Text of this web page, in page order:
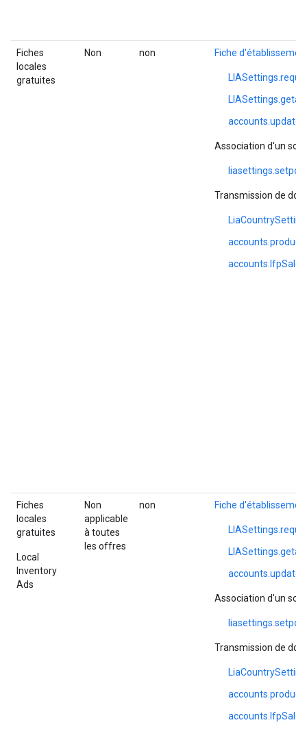
Fiches
locales
gratuites
Non non Fiche
accounts.update
Association d'un
Transmission de
Fiches
locales
gratuites
Local
Inventory
Ads
Non
applicable
à toutes
les offres
non Fiche
accounts.update
Association d'un
Transmission de